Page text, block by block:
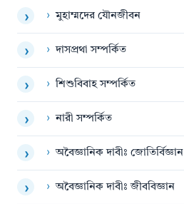
› › মুহাম্মদের যৌনজীবন
› › দাসপ্রথা সম্পর্কিত
› › শিশুবিবাহ সম্পর্কিত
› › নারী সম্পর্কিত
› › অবৈজ্ঞানিক দাবীঃ জোতির্বিজ্ঞান
› › অবৈজ্ঞানিক দাবীঃ জীববিজ্ঞান